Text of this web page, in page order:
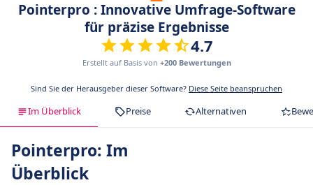
Pointerpro : Innovative Umfrage-Software
für präzise Ergebnisse
4.7
Erstellt auf Basis von +200 Bewertungen
Sind Sie der Herausgeber dieser Software? Diese Seite beanspruchen
Im Überblick Preise Alternativen
Pointerpro: Im
Überblick